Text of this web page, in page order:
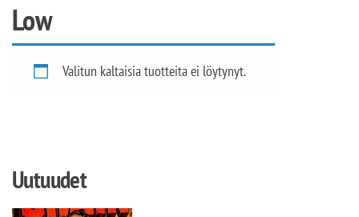
Low
Valitun kaltaisia tuotteita ei löytynyt.
Uutuudet